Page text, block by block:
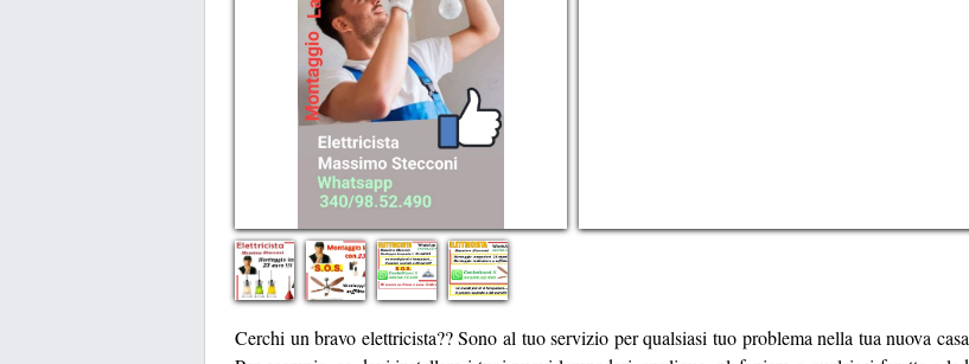
Cerchi un bravo elettricista?? Sono al tuo servizio per qualsiasi tuo problema nella tua nuova casa